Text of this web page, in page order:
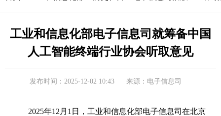
工业和信息化部电子信息司就筹备中国
人工智能终端行业协会听取意见
发布时间：2025-12-02 10:43 来源：电子信息司
2025年12月1日，工业和信息化部电子信息司在北京